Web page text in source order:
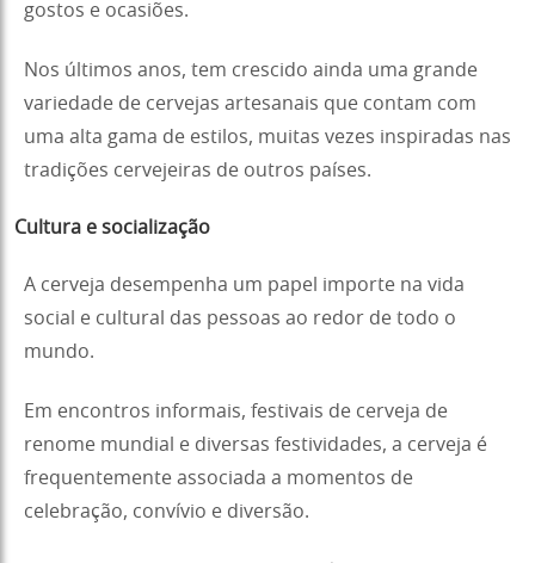
gostos e ocasiões.
Nos últimos anos, tem crescido ainda uma grande
variedade de cervejas artesanais que contam com
uma alta gama de estilos, muitas vezes inspiradas nas
tradições cervejeiras de outros países.
Cultura e socialização
A cerveja desempenha um papel importe na vida
social e cultural das pessoas ao redor de todo o
mundo.
Em encontros informais, festivais de cerveja de
renome mundial e diversas festividades, a cerveja é
frequentemente associada a momentos de
celebração, convívio e diversão.